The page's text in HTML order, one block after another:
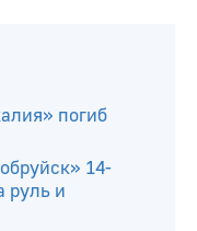
погиб
14-
руль и